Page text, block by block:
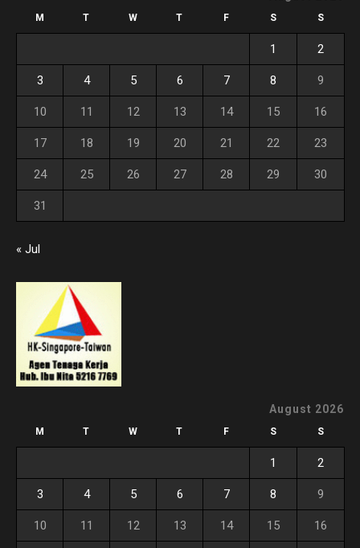
M T W T F S S
1 2
3 4 5 6 7 8 9
10 11 12 13 14 15 16
17 18 19 20 21 22 23
24 25 26 27 28 29 30
31
« Jul
August 2026
M T W T F S S
1 2
3 4 5 6 7 8 9
10 11 12 13 14 15 16